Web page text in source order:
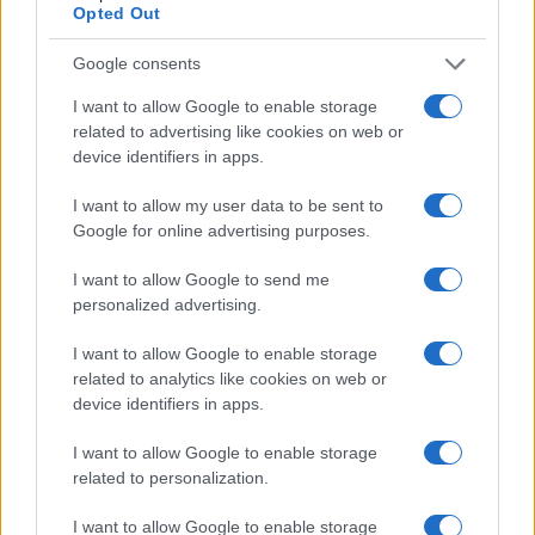
Opted Out
Google consents
I want to allow Google to enable storage
related to advertising like cookies on web or
device identifiers in apps.
I want to allow my user data to be sent to
Google for online advertising purposes.
I want to allow Google to send me
personalized advertising.
I want to allow Google to enable storage
related to analytics like cookies on web or
device identifiers in apps.
I want to allow Google to enable storage
related to personalization.
I want to allow Google to enable storage
stepa2(@stepa2)
Προτεινω να συνεχιστουν τα τζακ ποτ στο τζοκερ,και να παιχθει
ενα δελτιο στο ονομα του ΓΕΝ. Κληρωση μαιμου εννοειται, και να
τα λεφτα.? Ε μα εχει καταντησει αηδια η ιστορια.
View Replies
ABC ABC(@abc-abc)
Active Member
27 Ιουλίου 2025 20:43
Λοιπόν, έτσι όπως το βλέπω η διαδικασία εκσυγχρονισμού των
ΜΕΚΟ είναι πρόβα τζενεράλε για την κατασκευή κορβέτας από
Ελληνικά χέρια, με εισαγωγή βέβαια των υψηλής τεχνολογίας
Μακάρι να πετύχει η προσπάθεια
View Replies